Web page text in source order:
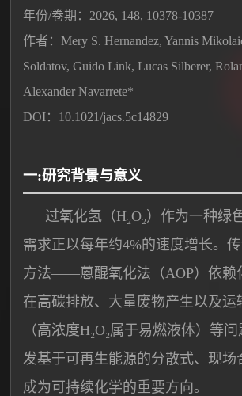
年份/卷期：2026, 148, 10378-10387
作者：Mery S. Hernandez, Yannis
Soldatov, Guido Link, Lucas Silberer,
Alexander Navarrete*
DOI：10.1021/jacs.5c14829
一:研究背景与意义
过氧化氢（H₂O₂）作为一种绿
需求正以每年约4%的速度增长。
方法——蒽醌氧化法（AOP）依赖
在高碳排放、大量废物产生以及运
（高浓度H₂O₂属于易燃液体）等
发基于可再生能源的分散式、现场
成为可持续化学的重要方向。